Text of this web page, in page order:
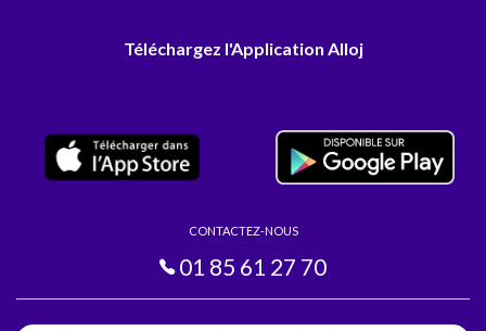
Téléchargez l'Application Alloj
CONTACTEZ-NOUS
01 85 61 27 70